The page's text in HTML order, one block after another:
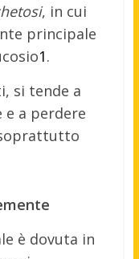
, in cui
principale
1.
si tende a
a perdere
è dovuta in